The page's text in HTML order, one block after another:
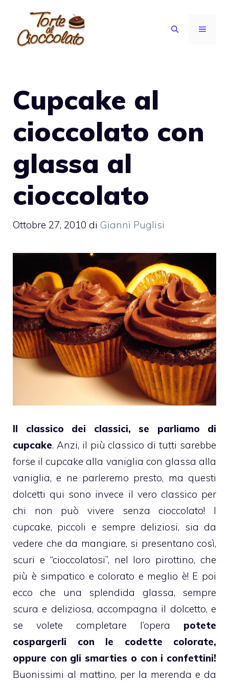
contenuto
MENU
Cupcake al
cioccolato con
glassa al
cioccolato
Ottobre 27, 2010 di Gianni Puglisi
Il classico dei classici, se parliamo di
cupcake. Anzi, il più classico di tutti sarebbe
forse ilcupcake alla vaniglia con glassa alla
vaniglia, e ne parleremo presto, ma questi
dolcetti qui sono invece il vero classico per
chi non può vivere senza cioccolato! I
cupcake, piccoli e sempre deliziosi, sia da
vedere che da mangiare, si presentano così,
scuri e “cioccolatosi”, nel loro pirottino, che
più è simpatico e colorato e meglio è! E poi
ecco che una splendida glassa, sempre
scura e deliziosa, accompagna il dolcetto, e
se volete completare l’opera potete
cospargerli con le codette colorate,
oppure con gli smarties o con i confettini!
Buonissimi al mattino, per la merenda e da